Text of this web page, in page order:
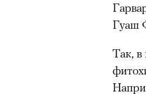
Гуаш
Так, в